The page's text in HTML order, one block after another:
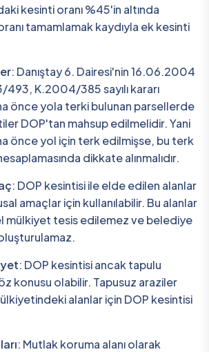
kesinti oranı %45'in altında
tamamlamak kaydıyla ek kesinti
: Danıştay 6. Dairesi'nin 16.06.2004
K.2004/385 sayılı kararı
önce yola terki bulunan parsellerde
DOP'tan mahsup edilmelidir. Yani
önce yol için terk edilmişse, bu terk
dikkate alınmalıdır.
: DOP kesintisi ile elde edilen alanlar
amaçlar için kullanılabilir. Bu alanlar
mülkiyet tesis edilemez ve belediye
: DOP kesintisi ancak tapulu
konusu olabilir. Tapusuz araziler
alanlar için DOP kesintisi
: Mutlak koruma alanı olarak